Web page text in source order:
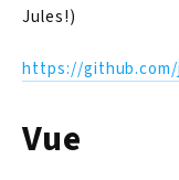
Jules!)
https://
Vue